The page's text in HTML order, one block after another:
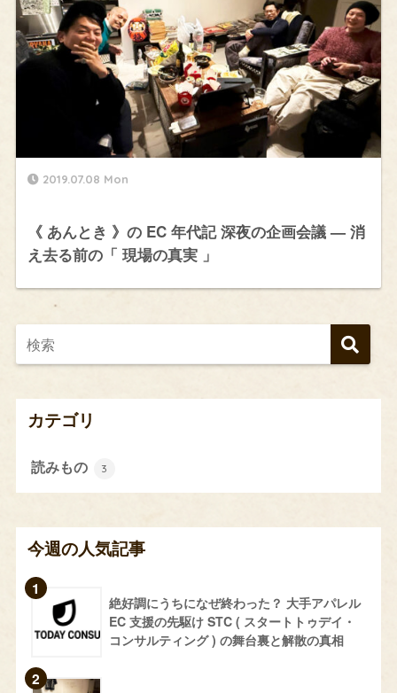
2019.07.08 Mon
《 あんとき 》の EC 年代記 深夜の企画会議 — 消
え去る前の「 現場の真実 」
カテゴリ
読みもの 3
今週の人気記事
絶好調にうちになぜ終わった？ 大手アパレル
EC 支援の先駆け STC ( スタートトゥデイ・
コンサルティング ) の舞台裏と解散の真相